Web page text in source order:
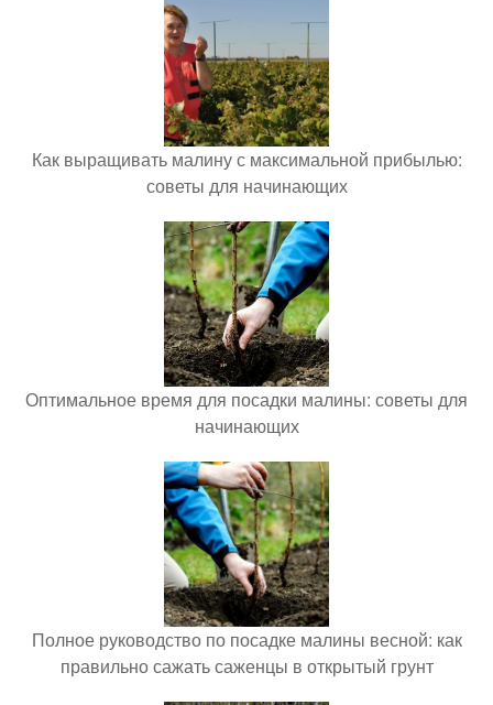
Как выращивать малину с максимальной прибылью:
советы для начинающих
Оптимальное время для посадки малины: советы для
начинающих
Полное руководство по посадке малины весной: как
правильно сажать саженцы в открытый грунт